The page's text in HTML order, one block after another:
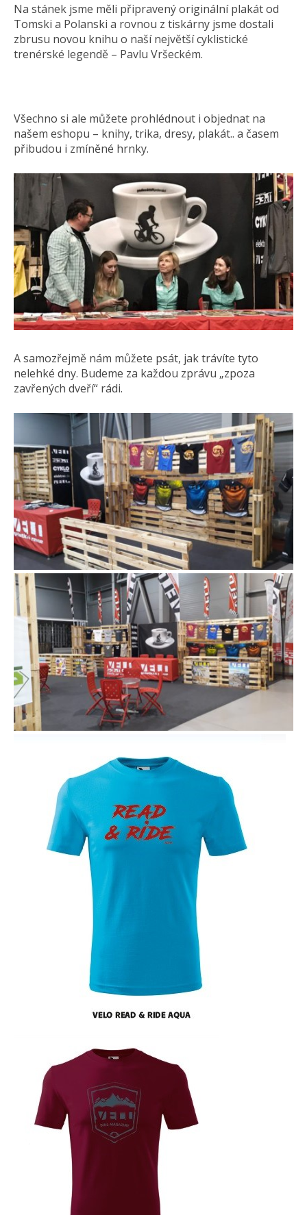
Na stánek jsme měli připravený originální plakát od
Tomski a Polanski a rovnou z tiskárny jsme dostali
zbrusu novou knihu o naší největší cyklistické
trenérské legendě – Pavlu Vršeckém.
Všechno si ale můžete prohlédnout i objednat na
našem eshopu – knihy, trika, dresy, plakát.. a časem
přibudou i zmíněné hrnky.
A samozřejmě nám můžete psát, jak trávíte tyto
nelehké dny. Budeme za každou zprávu „zpoza
zavřených dveří“ rádi.